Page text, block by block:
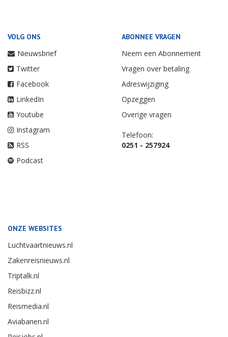
VOLG ONS
Nieuwsbrief
Twitter
Facebook
LinkedIn
Youtube
Instagram
RSS
Podcast
ABONNEE VRAGEN
Neem een Abonnement
Vragen over betaling
Adreswijziging
Opzeggen
Overige vragen
Telefoon:
0251 - 257924
ONZE WEBSITES
Luchtvaartnieuws.nl
Zakenreisnieuws.nl
Triptalk.nl
Reisbizz.nl
Reismedia.nl
Aviabanen.nl